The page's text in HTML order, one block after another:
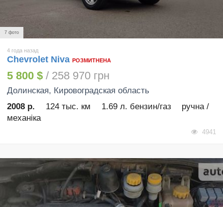
7 фото
4 года назад
Chevrolet Niva РОЗМИТНЕНА
5 800 $ / 258 970 грн
Долинская, Кировоградская область
2008 р.
124 тыс. км 1.69 л. бензин/газ
ручна /
механіка
4941